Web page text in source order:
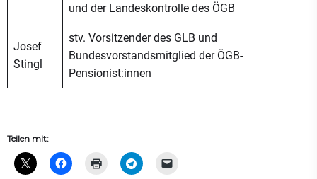
und der Landeskontrolle des ÖGB
Josef
Stingl
stv. Vorsitzender des GLB und
Bundesvorstandsmitglied der ÖGB-
Pensionist:innen
Teilen mit: